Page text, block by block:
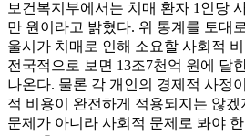
보건복지부에서는 치매 환자 1인당
만 원이라고 밝혔다. 위 통계를 토대
울시가 치매로 인해 소요할 사회적
전국적으로 보면 13조7천억 원에 달
나온다. 물론 각 개인의 경제적 사정
적 비용이 완전하게 적용되지는 않겠
문제가 아니라 사회적 문제로 봐야